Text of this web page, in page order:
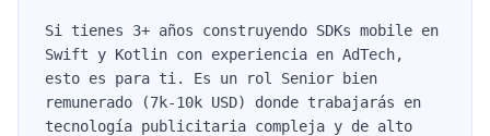
Si tienes 3+ años construyendo SDKs mobile en
Swift y Kotlin con experiencia en AdTech,
esto es para ti. Es un rol Senior bien
remunerado (7k-10k USD) donde trabajarás en
tecnología publicitaria compleja y de alto